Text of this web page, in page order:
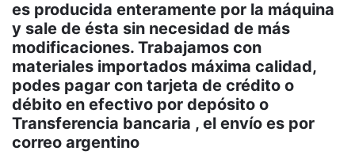
es producida enteramente por la máquina
y sale de ésta sin necesidad de más
modificaciones. Trabajamos con
materiales importados máxima calidad,
podes pagar con tarjeta de crédito o
débito en efectivo por depósito o
Transferencia bancaria , el envío es por
correo argentino